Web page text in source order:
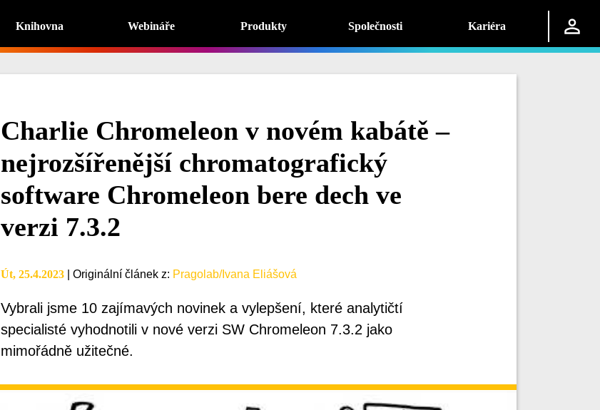
Knihovna Webináře Produkty Společnosti Kariéra
Charlie Chromeleon v novém kabátě –
nejrozšířenější chromatografický
software Chromeleon bere dech ve
verzi 7.3.2
Út, 25.4.2023 Originální článek z: Pragolab/Ivana Eliášová
Vybrali jsme 10 zajímavých novinek a vylepšení, které analytičtí
specialisté vyhodnotili v nové verzi SW Chromeleon 7.3.2 jako
mimořádně užitečné.